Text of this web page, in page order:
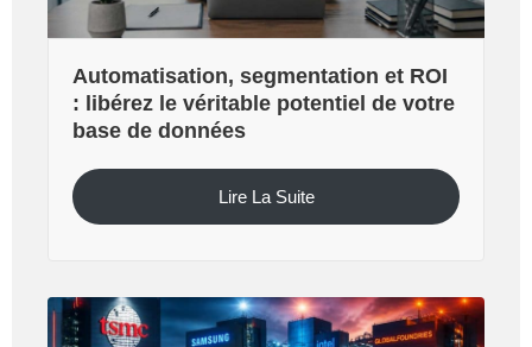
Automatisation, segmentation et ROI
: libérez le véritable potentiel de votre
base de données
Lire La Suite